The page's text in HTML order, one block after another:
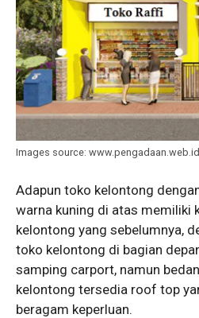
Images source: www.pengadaan.web.id
Adapun toko kelontong
warna kuning di atas memiliki
kelontong yang sebelumnya,
toko kelontong di bagian
samping carport, namun
kelontong tersedia roof top
beragam keperluan.